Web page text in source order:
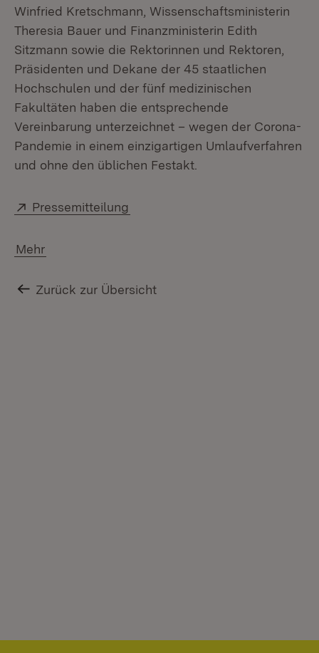
Winfried Kretschmann, Wissenschaftsministerin
Theresia Bauer und Finanzministerin Edith
Sitzmann sowie die Rektorinnen und Rektoren,
Präsidenten und Dekane der 45 staatlichen
Hochschulen und der fünf medizinischen
Fakultäten haben die entsprechende
Vereinbarung unterzeichnet – wegen der Corona-
Pandemie in einem einzigartigen Umlaufverfahren
und ohne den üblichen Festakt.
Extern:
Pressemitteilung
Mehr
Zurück zur Übersicht